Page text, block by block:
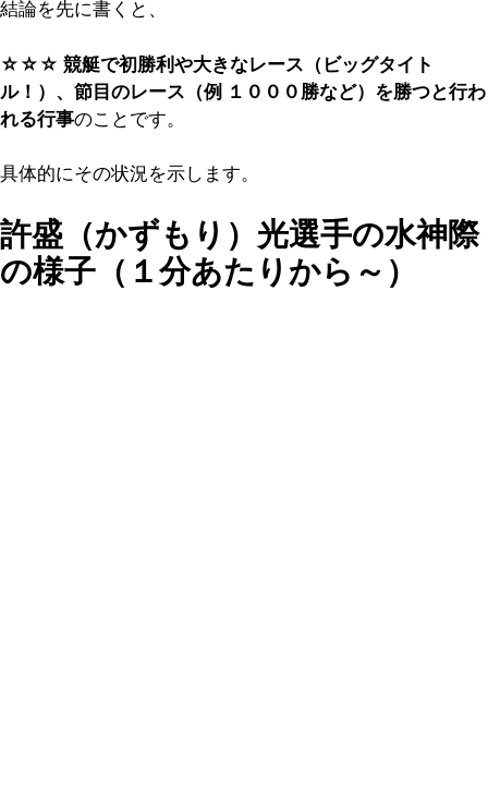
結論を先に書くと、
☆☆☆ 競艇で初勝利や大きなレース（ビッグタイト
ル！）、節目のレース（例 １０００勝など）を勝つと行わ
れる行事のことです。
具体的にその状況を示します。
許盛（かずもり）光選手の水神際
の様子（１分あたりから～）